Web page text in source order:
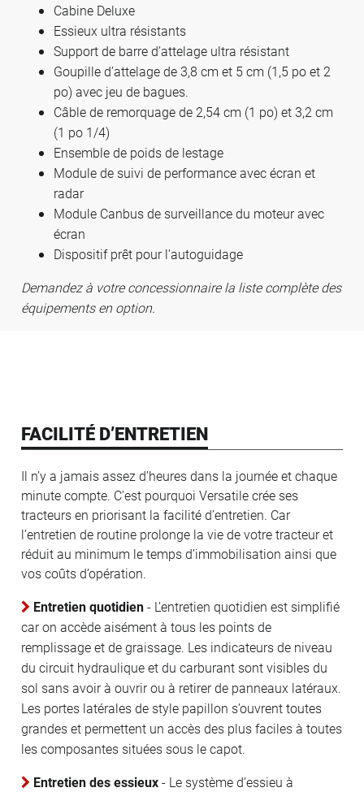
Cabine Deluxe
Essieux ultra résistants
Support de barre d’attelage ultra résistant
Goupille d’attelage de 3,8 cm et 5 cm (1,5 po et 2
po) avec jeu de bagues.
Câble de remorquage de 2,54 cm (1 po) et 3,2 cm
(1 po 1/4)
Ensemble de poids de lestage
Module de suivi de performance avec écran et
radar
Module Canbus de surveillance du moteur avec
écran
Dispositif prêt pour l’autoguidage
Demandez à votre concessionnaire la liste complète des
équipements en option.
FACILITÉ D’ENTRETIEN
Il n’y a jamais assez d’heures dans la journée et chaque
minute compte. C’est pourquoi Versatile crée ses
tracteurs en priorisant la facilité d’entretien. Car
l’entretien de routine prolonge la vie de votre tracteur et
réduit au minimum le temps d’immobilisation ainsi que
vos coûts d’opération.
Entretien quotidien- L’entretien quotidien est simplifié
car on accède aisément à tous les points de
remplissage et de graissage. Les indicateurs de niveau
du circuit hydraulique et du carburant sont visibles du
sol sans avoir à ouvrir ou à retirer de panneaux latéraux.
Les portes latérales de style papillon s’ouvrent toutes
grandes et permettent un accès des plus faciles à toutes
les composantes situées sous le capot.
Entretien des essieux- Le système d’essieu à